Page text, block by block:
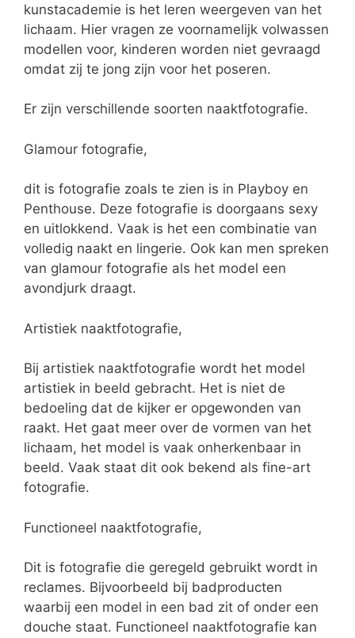
kunstacademie is het leren weergeven van het
lichaam. Hier vragen ze voornamelijk volwassen
modellen voor, kinderen worden niet gevraagd
omdat zij te jong zijn voor het poseren.
Er zijn verschillende soorten naaktfotografie.
Glamour fotografie,
dit is fotografie zoals te zien is in Playboy en
Penthouse. Deze fotografie is doorgaans sexy
en uitlokkend. Vaak is het een combinatie van
volledig naakt en lingerie. Ook kan men spreken
van glamour fotografie als het model een
avondjurk draagt.
Artistiek naaktfotografie,
Bij artistiek naaktfotografie wordt het model
artistiek in beeld gebracht. Het is niet de
bedoeling dat de kijker er opgewonden van
raakt. Het gaat meer over de vormen van het
lichaam, het model is vaak onherkenbaar in
beeld. Vaak staat dit ook bekend als fine-art
fotografie.
Functioneel naaktfotografie,
Dit is fotografie die geregeld gebruikt wordt in
reclames. Bijvoorbeeld bij badproducten
waarbij een model in een bad zit of onder een
douche staat. Functioneel naaktfotografie kan